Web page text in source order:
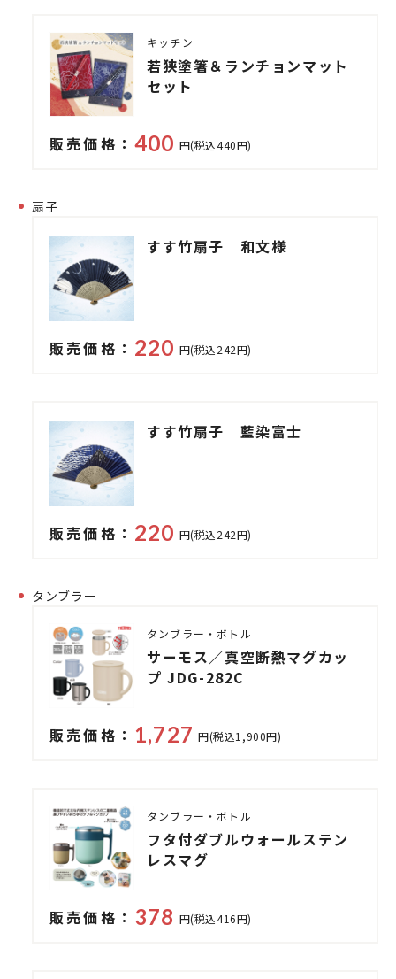
キッチン
若狭塗箸＆ランチョンマット
セット
販売価格： 400 円(税込440円)
扇子
すす竹扇子 和文様
販売価格： 220 円(税込242円)
すす竹扇子 藍染富士
販売価格： 220 円(税込242円)
タンブラー
タンブラー・ボトル
サーモス／真空断熱マグカッ
プ JDG-282C
販売価格： 1,727 円(税込1,900円)
タンブラー・ボトル
フタ付ダブルウォールステン
レスマグ
販売価格： 378 円(税込416円)